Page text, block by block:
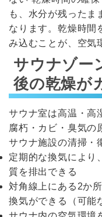
も、水分が残ったま
なります。乾燥時間
み込むことが、空気
サウナゾー
後の乾燥が
サウナ室は高温・高
腐朽・カビ・臭気の
サウナ施設の清掃・
定期的な換気により
質を排出できる
対角線上にある2か
換気ができる（可能